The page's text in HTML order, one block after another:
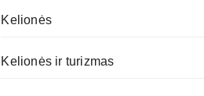
Kelionės
Kelionės ir turizmas